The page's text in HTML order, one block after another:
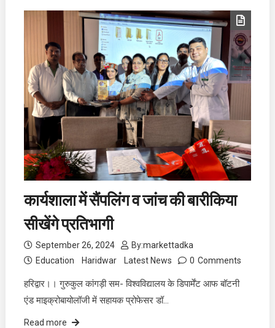
कार्यशाला में सैंपलिंग व जांच की बारीकिया
सीखेंगे प्रतिभागी
September 26, 2024 By:markettadka
Education
Haridwar Latest News 0 Comments
हरिद्वार।। गुरुकुल कांगड़ी सम- विश्वविद्यालय के डिपार्मेंट आफ बॉटनी
एंड माइक्रोबायोलॉजी में सहायक प्रोफेसर डॉ…
Read more